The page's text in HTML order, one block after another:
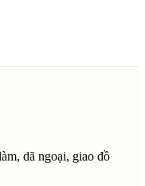
dã ngoại, giao đồ